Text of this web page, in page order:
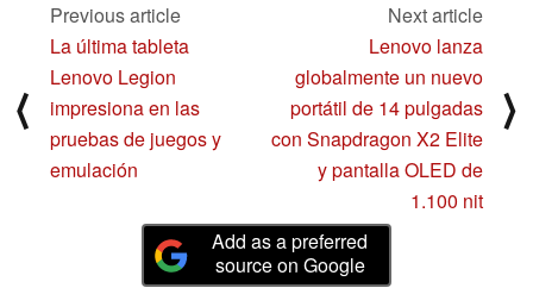
⟨
Previous article
La última tableta
Lenovo Legion
impresiona en las
pruebas de juegos y
emulación
Next article
Lenovo lanza
globalmente un nuevo
portátil de 14 pulgadas
con Snapdragon X2 Elite
y pantalla OLED de
1.100 nit
⟩
Add as a preferred
source on Google